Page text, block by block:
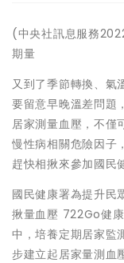
(中央社訊息服務
期量
又到了季節轉換、氣
要留意早晚溫差問題
居家測量血壓，不僅
慢性病相關危險因子
趕快相揪來參加國民
國民健康署為提升民
揪量血壓 722Go健
中，培養定期居家監
步建立起居家量測血